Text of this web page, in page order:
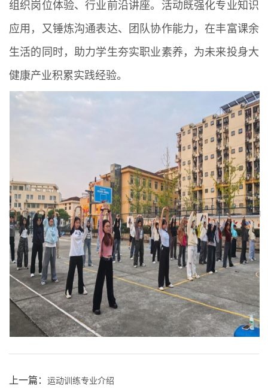
组织岗位体验、行业前沿讲座。活动既强化专业知识
应用，又锤炼沟通表达、团队协作能力，在丰富课余
生活的同时，助力学生夯实职业素养，为未来投身大
健康产业积累实践经验。
上一篇： 运动训练专业介绍